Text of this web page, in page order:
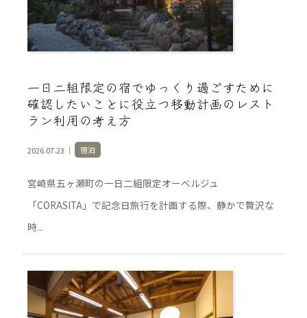
一日二組限定の宿でゆっくり過ごすために
確認したいことに役立つ移動計画のレスト
ラン利用の考え方
2026.07.23 ｜ 宿泊
宮崎県五ヶ瀬町の一日二組限定オーベルジュ
「CORASITA」で記念日旅行を計画する際、静かで贅沢な
時...